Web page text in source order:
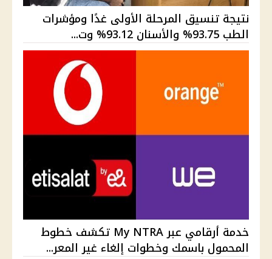
نتيجة تنسيق المرحلة الأولى غدًا ومؤشرات
الطب 93.75% والأسنان 93.12% وت...
خدمة أرقامي عبر My NTRA تكشف خطوط
المحمول باسمك وخطوات إلغاء غير المعر...